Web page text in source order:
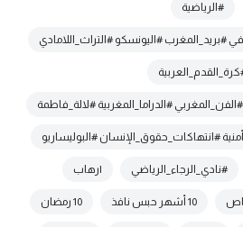
#الرياضية
#بريد_المغرب #اليونسكو #التراث_اللامادي
#الدراما_المغربية #لالة_فاطمة
#انتهاكات_حقوق_الإنسان #البوليساريو
#نادي_الرجاء_الرياضي |رهاب
10 أشهر حبس نافذ 10 رمضان